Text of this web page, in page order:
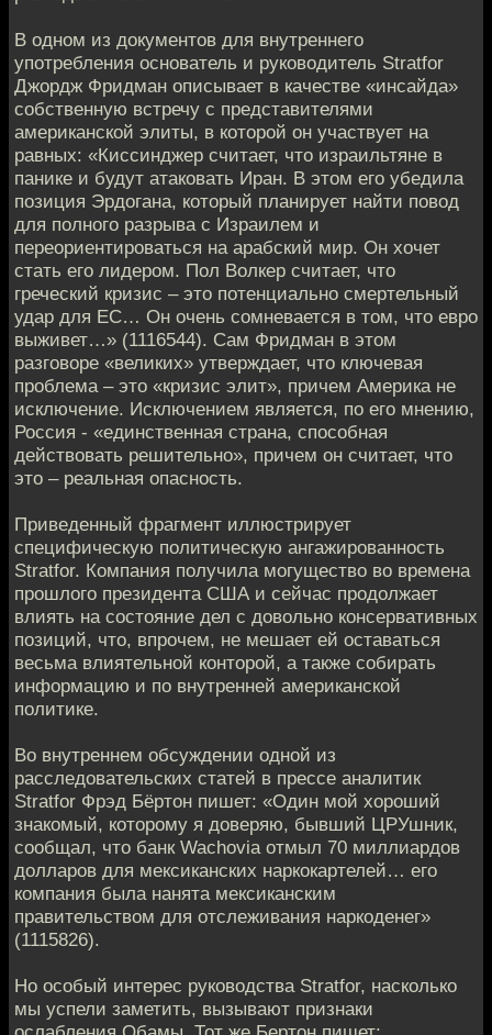
В одном из документов для внутреннего
употребления основатель и руководитель Stratfor
Джордж Фридман описывает в качестве «инсайда»
собственную встречу с представителями
американской элиты, в которой он участвует на
равных: «Киссинджер считает, что израильтяне в
панике и будут атаковать Иран. В этом его убедила
позиция Эрдогана, который планирует найти повод
для полного разрыва с Израилем и
переориентироваться на арабский мир. Он хочет
стать его лидером. Пол Волкер считает, что
греческий кризис – это потенциально смертельный
удар для ЕС… Он очень сомневается в том, что евро
выживет…» (1116544). Сам Фридман в этом
разговоре «великих» утверждает, что ключевая
проблема – это «кризис элит», причем Америка не
исключение. Исключением является, по его мнению,
Россия - «единственная страна, способная
действовать решительно», причем он считает, что
это – реальная опасность.
Приведенный фрагмент иллюстрирует
специфическую политическую ангажированность
Stratfor. Компания получила могущество во времена
прошлого президента США и сейчас продолжает
влиять на состояние дел с довольно консервативных
позиций, что, впрочем, не мешает ей оставаться
весьма влиятельной конторой, а также собирать
информацию и по внутренней американской
политике.
Во внутреннем обсуждении одной из
расследовательских статей в прессе аналитик
Stratfor Фрэд Бёртон пишет: «Один мой хороший
знакомый, которому я доверяю, бывший ЦРУшник,
сообщал, что банк Wachovia отмыл 70 миллиардов
долларов для мексиканских наркокартелей… его
компания была нанята мексиканским
правительством для отслеживания наркоденег»
(1115826).
Но особый интерес руководства Stratfor, насколько
мы успели заметить, вызывают признаки